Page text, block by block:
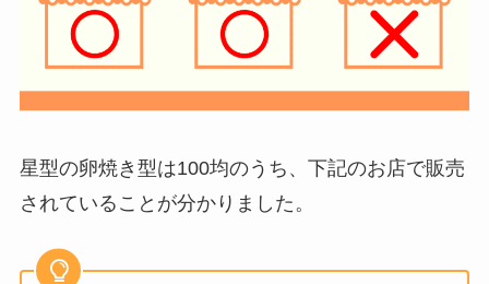
星型の卵焼き型は100均のうち、下記のお店で販売
されていることが分かりました。